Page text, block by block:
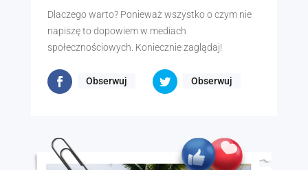
Dlaczego warto? Ponieważ wszystko o czym nie
napiszę to dopowiem w mediach
społecznościowych. Koniecznie zaglądaj!
Obserwuj Obserwuj